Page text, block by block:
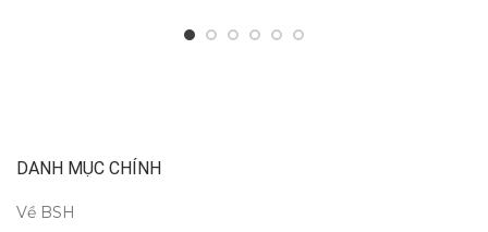
DANH MỤC CHÍNH
Về BSH